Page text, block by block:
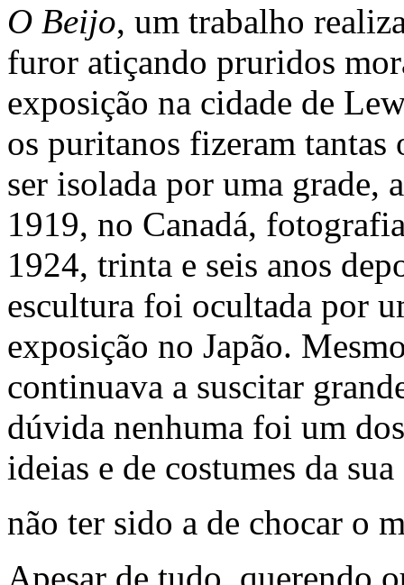
O Beijo, um trabalho
furor atiçando pruridos
exposição na cidade de
os puritanos fizeram tantas
ser isolada por uma grade,
1919, no Canadá,
1924, trinta e seis anos
escultura foi ocultada por
exposição no Japão.
continuava a suscitar
dúvida nenhuma foi um
ideias e de costumes da
não ter sido a de chocar o
Apesar de tudo, querendo